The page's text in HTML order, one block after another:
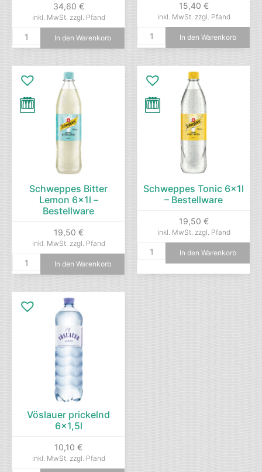
34,60 €
inkl. MwSt. zzgl. Pfand
In den Warenkorb
15,40 €
inkl. MwSt. zzgl. Pfand
In den Warenkorb
Schweppes Bitter
Lemon 6x1l –
Bestellware
19,50 €
inkl. MwSt. zzgl. Pfand
In den Warenkorb
Schweppes Tonic 6x1l
– Bestellware
19,50 €
inkl. MwSt. zzgl. Pfand
In den Warenkorb
Vöslauer prickelnd
6×1,5l
10,10 €
inkl. MwSt. zzgl. Pfand